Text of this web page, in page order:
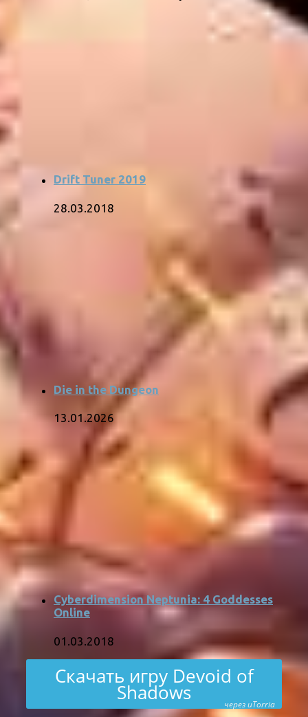
Drift Tuner 2019
28.03.2018
Die in the Dungeon
13.01.2026
Cyberdimension Neptunia: 4 Goddesses
Online
01.03.2018
Скачать игру Devoid of
Shadows через uTorria